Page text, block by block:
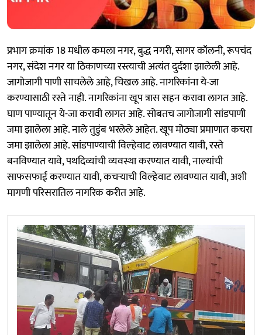
प्रभाग क्रमांक 18 मधील कमला नगर, बुद्ध नगरी, सागर कॉलनी, रूपचंद
नगर, संदेश नगर या ठिकाणच्या रस्त्याची अत्यंत दुर्दशा झालेली आहे.
जागोजागी पाणी साचलेले आहे, चिखल आहे. नागरिकांना ये-जा
करण्यासाठी रस्ते नाही. नागरिकांना खूप त्रास सहन करावा लागत आहे.
घाण पाण्यातून ये-जा करावी लागत आहे. सोबतच जागोजागी सांडपाणी
जमा झालेला आहे. नाले तुडुंब भरलेले आहेत. खूप मोठ्या प्रमाणात कचरा
जमा झालेला आहे. सांडपाण्याची विल्हेवाट लावण्यात यावी, रस्ते
बनविण्यात यावे, पथदिव्यांची व्यवस्था करण्यात यावी, नाल्यांची
साफसफाई करण्यात यावी, कचऱ्याची विल्हेवाट लावण्यात यावी, अशी
मागणी परिसरातिल नागरिक करीत आहे.